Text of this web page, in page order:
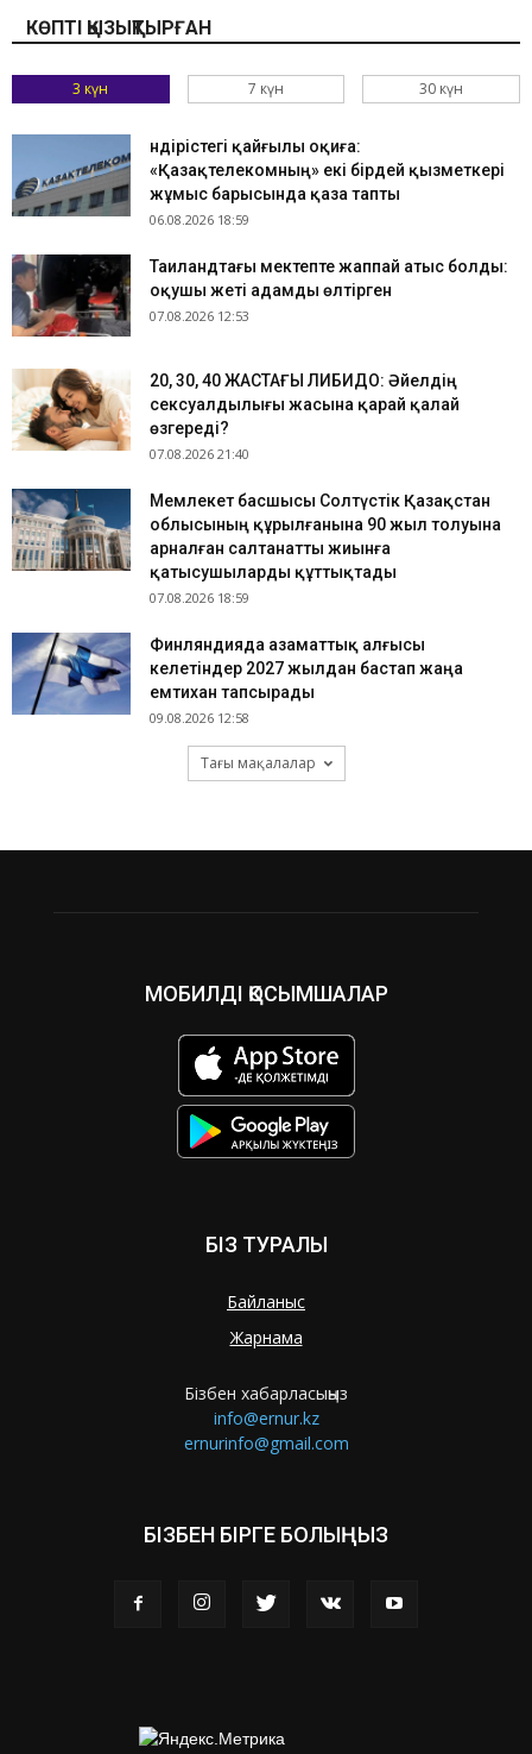
КӨПТІ ҚЫЗЫҚТЫРҒАН
3 күн 7 күн 30 күн
Өндірістегі қайғылы оқиға:
«Қазақтелекомның» екі бірдей қызметкері
жұмыс барысында қаза тапты
06.08.2026 18:59
Таиландтағы мектепте жаппай атыс болды:
оқушы жеті адамды өлтірген
07.08.2026 12:53
​20, 30, 40 ЖАСТАҒЫ ЛИБИДО: Әйелдің
сексуалдылығы жасына қарай қалай
өзгереді?
07.08.2026 21:40
Мемлекет басшысы Солтүстік Қазақстан
облысының құрылғанына 90 жыл толуына
арналған салтанатты жиынға
қатысушыларды құттықтады
07.08.2026 18:59
Финляндияда азаматтық алғысы
келетіндер 2027 жылдан бастап жаңа
емтихан тапсырады
09.08.2026 12:58
Тағы мақалалар
МОБИЛДІ ҚОСЫМШАЛАР
БІЗ ТУРАЛЫ
Байланыс
Жарнама
Бізбен хабарласыңыз
info@ernur.kz
ernurinfo@gmail.com
БІЗБЕН БІРГЕ БОЛЫҢЫЗ